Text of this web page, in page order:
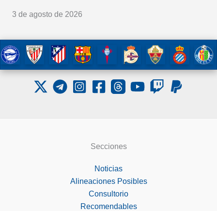
3 de agosto de 2026
Secciones
Noticias
Alineaciones Posibles
Consultorio
Recomendables